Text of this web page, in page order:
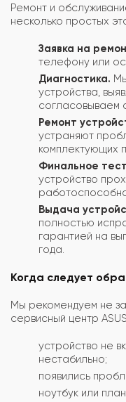
Ремонт и
несколько простых
Заявка на
телефону или
Диагностика.
устройства,
согласовываем
Ремонт
устраняют
комплектующих
Финальное
устройство
Выдача
полностью
гарантией на
года.
Когда следует
Мы рекомендуем не
сервисный центр
устройство не
нестабильно;
появились
ноутбук или